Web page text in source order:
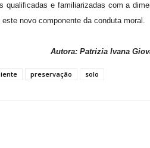
qualificadas e familiarizadas com a
novo componente da conduta moral.
Autora: Patrizia Ivana
preservação solo